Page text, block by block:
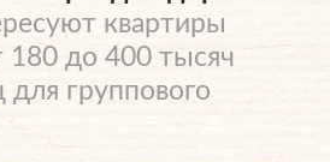
квартиры
180 до 400 тысяч
для группового